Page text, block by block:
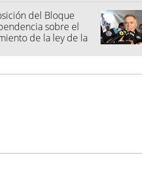
del Bloque
sobre el
de la ley de la